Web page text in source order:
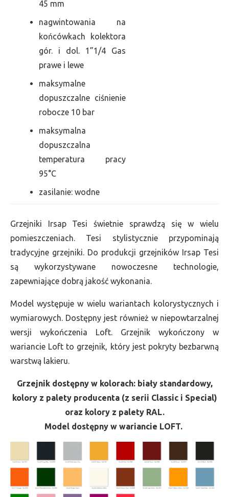
45 mm
nagwintowania na
końcówkach kolektora
gór. i dol. 1”1/4 Gas
prawe i lewe
maksymalne
dopuszczalne ciśnienie
robocze 10 bar
maksymalna
dopuszczalna
temperatura pracy
95°C
zasilanie: wodne
Grzejniki Irsap Tesi świetnie sprawdzą się w wielu
pomieszczeniach. Tesi stylistycznie przypominają
tradycyjne grzejniki. Do produkcji grzejników Irsap Tesi
są wykorzystywane nowoczesne technologie,
zapewniające dobrą jakość wykonania.
Model występuje w wielu wariantach kolorystycznych i
wymiarowych. Dostępny jest również w niepowtarzalnej
wersji wykończenia Loft. Grzejnik wykończony w
wariancie Loft to grzejnik, który jest pokryty bezbarwną
warstwą lakieru.
Grzejnik dostępny w kolorach: biały standardowy,
kolory z palety producenta (z serii Classic i Special)
oraz kolory z palety RAL.
Model dostępny w wariancie LOFT.